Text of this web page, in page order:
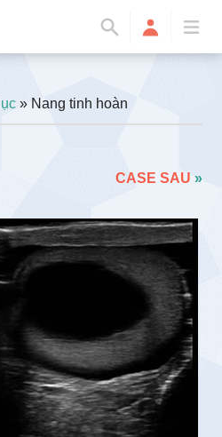
» Nang tinh hoàn
CASE SAU »